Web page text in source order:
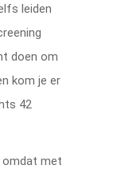
leiden
doen om
kom je er
42
omdat met